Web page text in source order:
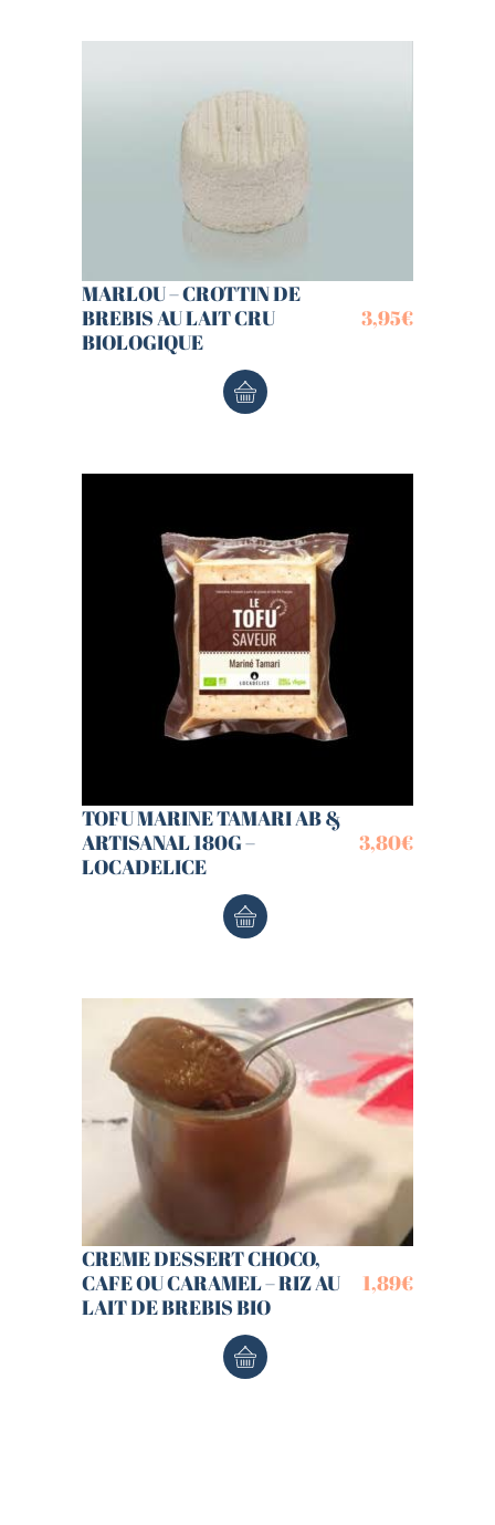
MARLOU – CROTTIN DE
BREBIS AU LAIT CRU
BIOLOGIQUE
3,95€
TOFU MARINE TAMARI AB &
ARTISANAL 180G –
LOCADELICE
3,80€
CREME DESSERT CHOCO,
CAFE OU CARAMEL – RIZ AU
LAIT DE BREBIS BIO
1,89€